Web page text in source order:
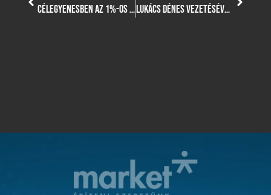
CÉLEGYENESBEN AZ 1%-OS FELAJÁNLÁSOK! LUKÁCS DÉNES VEZETÉSÉVEL ÉS KERÜLET JÁTÉKOSOKKAL SZÁLL HARCBA A GYŐZELEMÉRT AZ UNIVERSIADE-VÁLOGATOTT